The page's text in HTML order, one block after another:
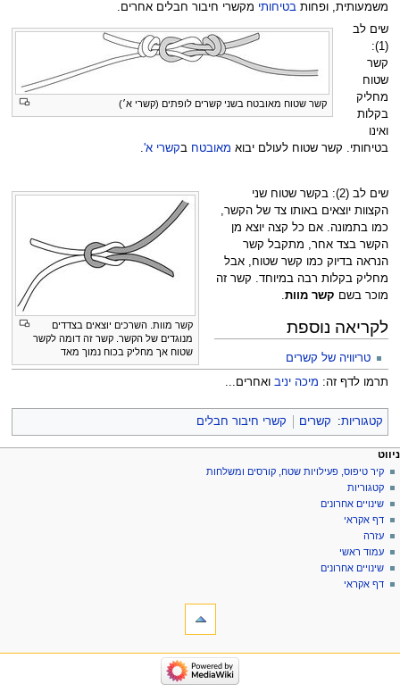
משמעותית, ופחות בטיחותי מקשרי חיבור חבלים אחרים.
קשר שטוח מאובטח בשני קשרים לופתים (קשרי א׳)
שים לב
(1):
קשר
שטוח
מחליק
בקלות
ואינו
בטיחותי. קשר שטוח לעולם יבוא מאובטח בקשרי א'.
קשר מוות. השרכים יוצאים בצדדים
מנוגדים של הקשר. קשר זה דומה לקשר
שטוח אך מחליק בכוח נמוך מאד
שים לב (2): בקשר שטוח שני
הקצוות יוצאים באותו צד של הקשר,
כמו בתמונה. אם כל קצה יוצא מן
הקשר בצד אחר, מתקבל קשר
הנראה בדיוק כמו קשר שטוח, אבל
מחליק בקלות רבה במיוחד. קשר זה
מוכר בשם קשר מוות.
לקריאה נוספת
טריוויה של קשרים
תרמו לדף זה: מיכה יניבואחרים...
קטגוריות: קשרים קשרי חיבור חבלים
תפריט
ניווט
פעולות דף
דף
שיחה
קריאה
הצגת
מקור
היסטוריה
כלים אישיים
כניסה
לחשבון
בקשת
חשבון
ניווט
קיר טיפוס, פעילויות שטח, קורסים ומשלחות
קטגוריות
שינויים אחרונים
דף אקראי
עזרה
עמוד ראשי
שינויים אחרונים
דף אקראי
ניווט